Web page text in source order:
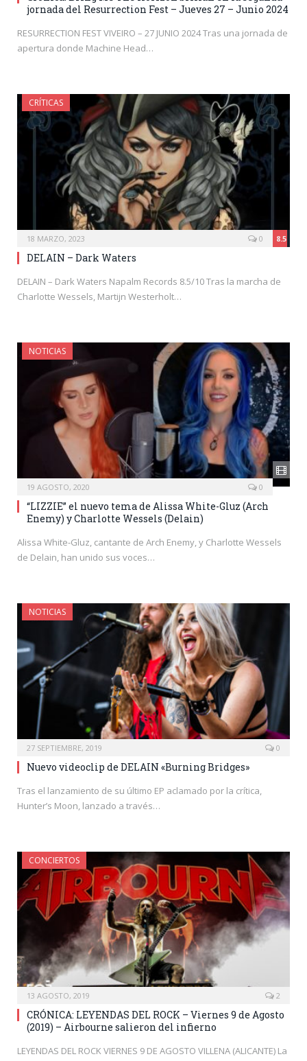
jornada del Resurrection Fest – Jueves 27 – Junio 2024
RESURRECTION FEST VIVEIRO – 27 JUNIO 2024 Tras una jornada de
apertura donde Machine Head…
CRÍTICAS
18 MARZO, 2023 8.5
0
DELAIN – Dark Waters
DELAIN – Dark Waters Napalm Records 8.5/10 Tras la marcha de
Charlotte Wessels, Martijn Westerholt…
NOTICIAS
19 AGOSTO, 2020 0
“LIZZIE” el nuevo tema de Alissa White-Gluz (Arch
Enemy) y Charlotte Wessels (Delain)
Alissa White-Gluz, cantante de Arch Enemy, y Charlotte Wessels
de Delain, han unido sus voces…
NOTICIAS
27 SEPTIEMBRE, 2019 0
Nuevo videoclip de DELAIN «Burning Bridges»
Tras el lanzamiento de su último EP aclamado por la crítica,
Hunter’s Moon, lanzado a través…
CONCIERTOS
13 AGOSTO, 2019 2
CRÓNICA: LEYENDAS DEL ROCK – Viernes 9 de Agosto
(2019) – Airbourne salieron del infierno
LEYENDAS DEL ROCK VIERNES 9 DE AGOSTO VILLENA (ALICANTE) La